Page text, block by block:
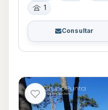
1
Consultar